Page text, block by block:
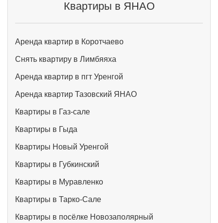
Квартиры в ЯНАО
Аренда квартир в Коротчаево
Снять квартиру в Лимбяяха
Аренда квартир в пгт Уренгой
Аренда квартир Тазовский ЯНАО
Квартиры в Газ-сале
Квартиры в Гыда
Квартиры Новый Уренгой
Квартиры в Губкинский
Квартиры в Муравленко
Квартиры в Тарко-Сале
Квартиры в посёлке Новозаполярный